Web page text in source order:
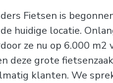
Fietsen is
huidige locatie.
ze nu op 6.000
deze grote
klanten. We